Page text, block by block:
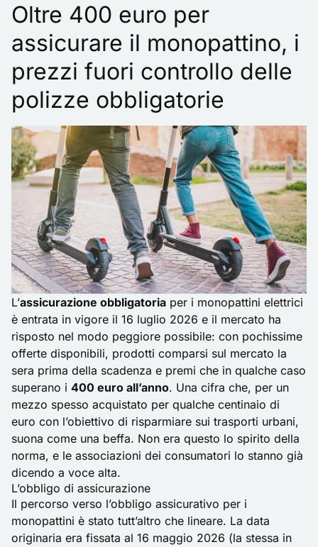
Oltre 400 euro per
assicurare il monopattino, i
prezzi fuori controllo delle
polizze obbligatorie
L’assicurazione obbligatoria per i monopattini elettrici
è entrata in vigore il 16 luglio 2026 e il mercato ha
risposto nel modo peggiore possibile: con pochissime
offerte disponibili, prodotti comparsi sul mercato la
sera prima della scadenza e premi che in qualche caso
superano i 400 euro all’anno. Una cifra che, per un
mezzo spesso acquistato per qualche centinaio di
euro con l’obiettivo di risparmiare sui trasporti urbani,
suona come una beffa. Non era questo lo spirito della
norma, e le associazioni dei consumatori lo stanno già
dicendo a voce alta.
L’obbligo di assicurazione
Il percorso verso l’obbligo assicurativo per i
monopattini è stato tutt’altro che lineare. La data
originaria era fissata al 16 maggio 2026 (la stessa in